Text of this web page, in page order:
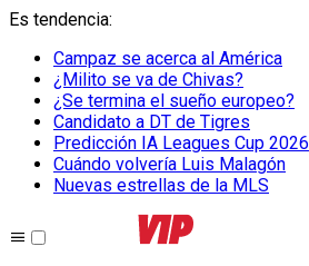
Es tendencia:
Campaz se acerca al América
¿Milito se va de Chivas?
¿Se termina el sueño europeo?
Candidato a DT de Tigres
Predicción IA Leagues Cup 2026
Cuándo volvería Luis Malagón
Nuevas estrellas de la MLS